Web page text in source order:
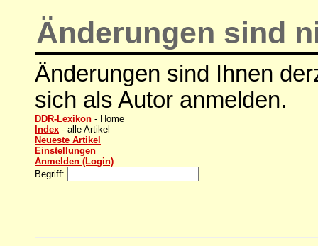
Änderungen sind
Änderungen sind Ihnen
sich als Autor anmelden.
DDR-Lexikon - Home
Index - alle Artikel
Neueste Artikel
Einstellungen
Anmelden (Login)
Begriff: